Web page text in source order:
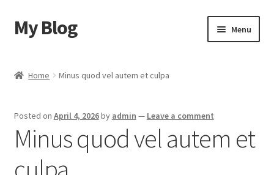
Skip
to
Skip
to
My Blog Menu
Checkout
Home Minus quod vel autem et culpa
Posted on April 4, 2026by admin — Leave a comment
Minus quod vel autem et